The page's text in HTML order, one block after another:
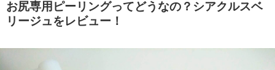
お尻専用ピーリングってどうなの？シアクルスベ
リージュをレビュー！